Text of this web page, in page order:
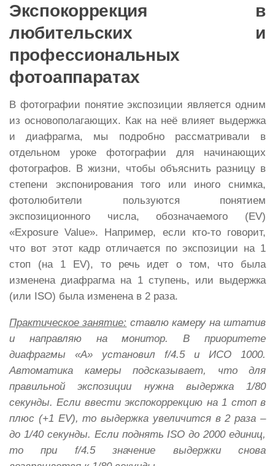
Экспокоррекция в
любительских и
профессиональных
фотоаппаратах
В фотографии понятие экспозиции является одним
из основополагающих. Как на неё влияет выдержка
и диафрагма, мы подробно рассматривали в
отдельном уроке фотографии для начинающих
фотографов. В жизни, чтобы объяснить разницу в
степени экспонирования того или иного снимка,
фотолюбители пользуются понятием
экспозиционного числа, обозначаемого (EV)
«Exposure Value». Например, если кто-то говорит,
что вот этот кадр отличается по экспозиции на 1
стоп (на 1 EV), то речь идет о том, что была
изменена диафрагма на 1 ступень, или выдержка
(или ISO) была изменена в 2 раза.
Практическое занятие: ставлю камеру на штатив
и направляю на монитор. В приоритете
диафрагмы «А» установил f/4.5 и ИСО 1000.
Автоматика камеры подсказывает, что для
правильной экспозиции нужна выдержка 1/80
секунды. Если ввести экспокоррекцию на 1 стоп в
плюс (+1 EV), то выдержка увеличится в 2 раза –
до 1/40 секунды. Если поднять ISO до 2000 единиц,
то при f/4.5 значение выдержки снова